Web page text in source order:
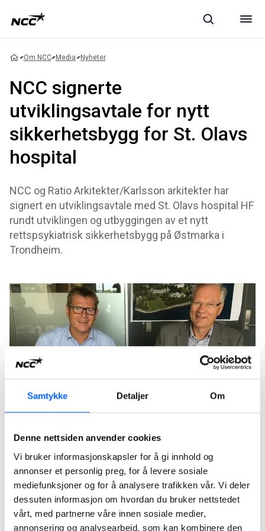
Samtykke Detaljer Om
Denne nettsiden anvender cookies
Vi bruker informasjonskapsler for å gi innhold og
annonser et personlig preg, for å levere sosiale
mediefunksjoner og for å analysere trafikken vår. Vi deler
dessuten informasjon om hvordan du bruker nettstedet
vårt, med partnerne våre innen sosiale medier,
annonsering og analysearbeid, som kan kombinere den
Om NCC Media Nyheter
NCC signerte
utviklingsavtale for nytt
sikkerhetsbygg for St. Olavs
hospital
NCC og Ratio Arkitekter/Karlsson arkitekter har
signert en utviklingsavtale med St. Olavs hospital HF
rundt utviklingen og utbyggingen av et nytt
rettspsykiatrisk sikkerhetsbygg på Østmarka i
Trondheim.
Åge Lien, St. Olavs hospital.
Avtalen som er inngått er en utviklingsavtale som
innebærer utvikling av design og en god løsning for
prosjektet. Det er ikke inngått avtale for selve
byggeprosjektet. Partene går nå inn i et utviklingsløp med